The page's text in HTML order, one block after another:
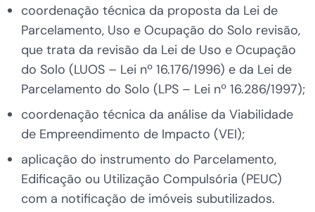
coordenação técnica da proposta da Lei de
Parcelamento, Uso e Ocupação do Solo revisão,
que trata da revisão da Lei de Uso e Ocupação
do Solo (LUOS – Lei nº 16.176/1996) e da Lei de
Parcelamento do Solo (LPS – Lei nº 16.286/1997);
coordenação técnica da análise da Viabilidade
de Empreendimento de Impacto (VEI);
aplicação do instrumento do Parcelamento,
Edificação ou Utilização Compulsória (PEUC)
com a notificação de imóveis subutilizados.